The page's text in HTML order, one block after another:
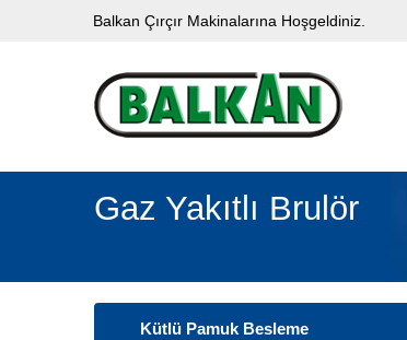
Balkan Çırçır Makinalarına Hoşgeldiniz.
Gaz Yakıtlı Brulör
Kütlü Pamuk Besleme